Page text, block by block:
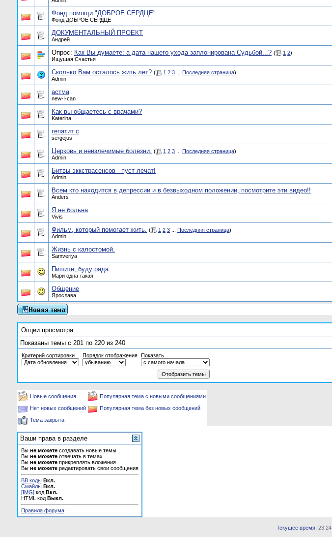
Фонд помощи "ДОБРОЕ СЕРДЦЕ"
Фонд ДОБРОЕ СЕРДЦЕ
ДОКУМЕНТАЛЬНЫЙ ПРОЕКТ
Андрей
Опрос: Как Вы думаете: а дата нашего ухода заплонирована Судьбой...? ( 1 2)
Ищущая Счастья
Сколько Вам осталось жить лет? ( 1 2 3 Последняя страница)
Admin
астма
new-I-can
Как вы общаетесь с врачами?
Katerina
гепатит с
sergejus
Церковь и неизлечимые болезни. ( 1 2 3 Последняя страница)
Admin
Битвы эккстрасенсов - пуст лечат!
Admin
Всем кто находится в депрессии и в безвыходном положении, посмотрите эти видео!!
Anders
Я не больна
Vivis
Фильм, который помогает жить. ( 1 2 3 Последняя страница)
Admin
Жизнь с калостомой.
Samveriya
Пишите, буду рада.
Мари одна такая
Общение
Ярослава
Опции просмотра
Показаны темы с 201 по 220 из 240
Критерий сортировки Порядок отображения Показать
Новые сообщения
Популярная тема с новыми сообщениями
Нет новых сообщений
Популярная тема без новых сообщений
Тема закрыта
Ваши права в разделе
Вы не можете создавать новые темы
Вы не можете отвечать в темах
Вы не можете прикреплять вложения
Вы не можете редактировать свои сообщения
BB коды Вкл.
Смайлы Вкл.
[IMG] код Вкл.
HTML код Выкл.
Правила форума
Текущее время: 23:24